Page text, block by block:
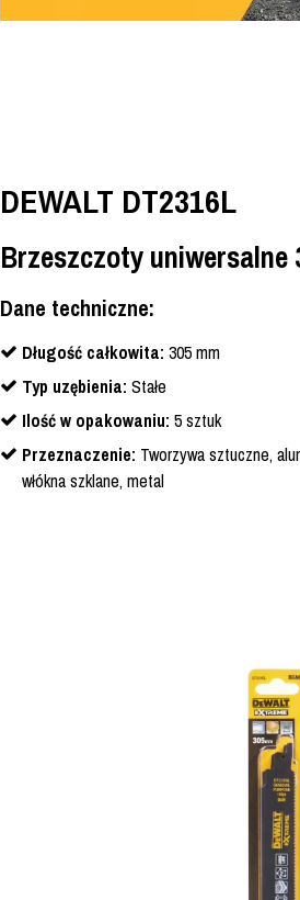
DEWALT DT2316L
Brzeszczoty uniwersalne
Dane techniczne:
Długość całkowita: 305 mm
Typ uzębienia: Stałe
Ilość w opakowaniu: 5 sztuk
Przeznaczenie: Tworzywa sztuczne,
włókna szklane, metal